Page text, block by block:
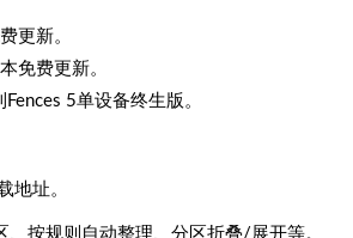
更新。
免费更新。
5单设备终生版。
地址。
按规则自动整理、分区折叠/展开等。